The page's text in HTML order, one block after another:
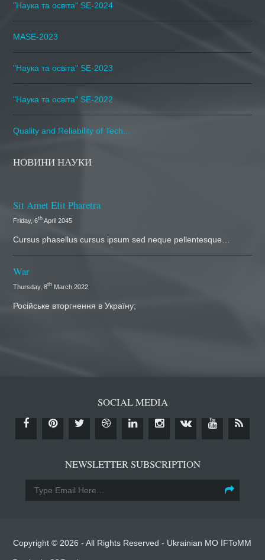
"Наука та освіта" SE-2024
MASE-2023
"Наука та освіта" SE-2023
"Наука та освіта" SE-2022
Quality and Reliability of Tech...
НОВИНИ НАУКИ
Sit Amet Elit Pharetra
Friday, 6th April 2045
Cursus phasellus cursus ipsum sed neque pellentesque…
War
Thursday, 8th March 2022
Російське вторгнення в Україну;
SOCIAL MEDIA
NEWSLETTER SUBSCRIPTION
Copyright © 2026 - All Rights Reserved - Ukrainian MO IFToMM